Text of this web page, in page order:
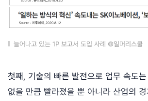
늘어나고 있는 1P 보고서 도입 사례 ©일머리스쿨
첫째, 기술의 빠른 발전으로 업무 속도
없을 만큼 빨라졌을 뿐 아니라 산업의